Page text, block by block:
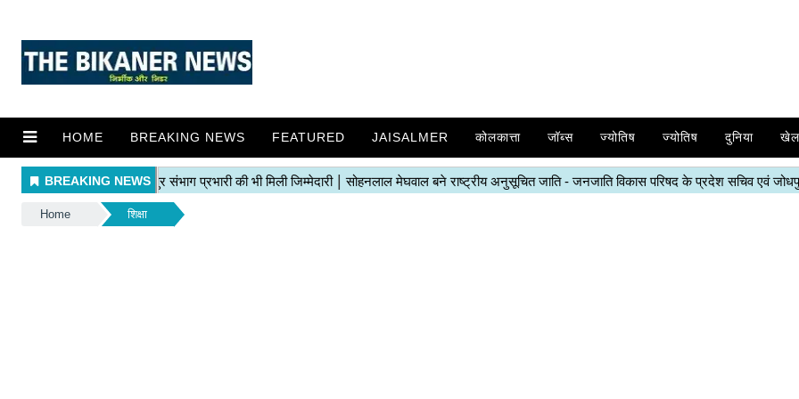
HOME BREAKING NEWS FEATURED JAISALMER कोलकात्ता जॉब्स ज्योतिष ज्योतिष दुनिया खेल
Home शिक्षा